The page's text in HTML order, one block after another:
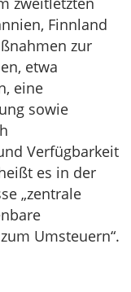
Finnland
zur
etwa
eine
sowie
Verfügbarkeit
es in der
„zentrale
Umsteuern“.